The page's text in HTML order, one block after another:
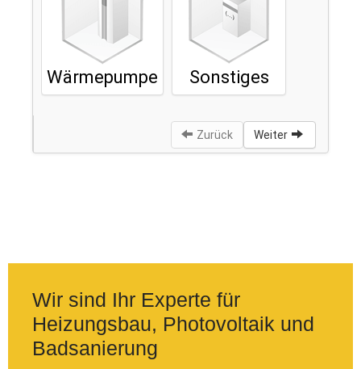
Wir sind Ihr Experte für
Heizungsbau, Photovoltaik und
Badsanierung